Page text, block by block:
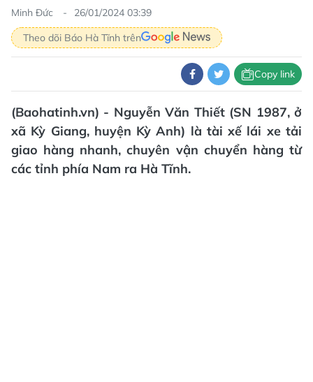
Minh Đức
26/01/2024 03:39
Theo dõi Báo Hà Tĩnh trên
Copy link
(Baohatinh.vn) - Nguyễn Văn Thiết (SN 1987, ở
xã Kỳ Giang, huyện Kỳ Anh) là tài xế lái xe tải
giao hàng nhanh, chuyên vận chuyển hàng từ
các tỉnh phía Nam ra Hà Tĩnh.